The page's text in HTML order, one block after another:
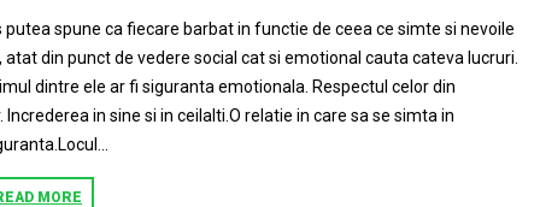
putea spune ca fiecare barbat in functie de ceea ce simte si nevoile
atat din punct de vedere social cat si emotional cauta cateva lucruri.
dintre ele ar fi siguranta emotionala. Respectul celor din
Increderea in sine si in ceilalti.O relatie in care sa se simta in
MORE